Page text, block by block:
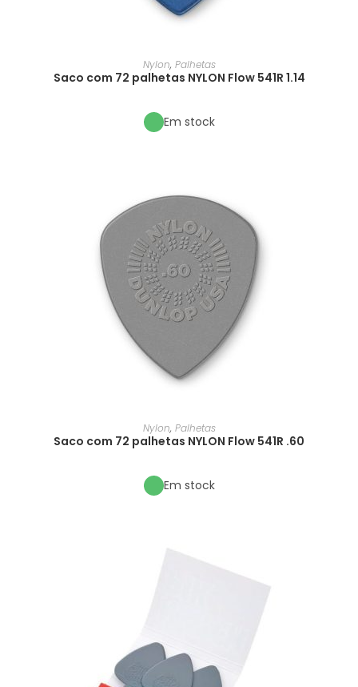
Nylon, Palhetas
Saco com 72 palhetas NYLON Flow 541R 1.14
Em stock
Nylon, Palhetas
Saco com 72 palhetas NYLON Flow 541R .60
Em stock